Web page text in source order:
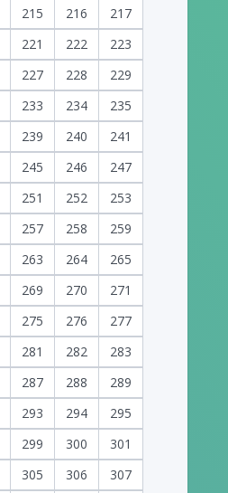
215 216
217
221 222
223
227 228
229
233 234
235
239 240
241
245 246
247
251 252
253
257 258
259
263 264
265
269 270
271
275 276
277
281 282
283
287 288
289
293 294
295
299 300
301
305 306
307